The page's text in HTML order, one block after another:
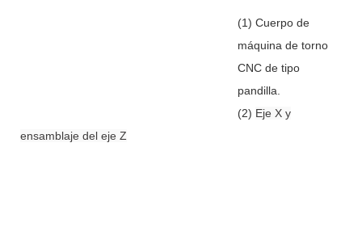
(1) Cuerpo de
máquina de torno
CNC de tipo
pandilla.
(2) Eje X y
ensamblaje del eje Z